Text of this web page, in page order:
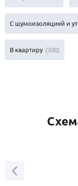
С шумоизоляцией и
В квартиру (300)